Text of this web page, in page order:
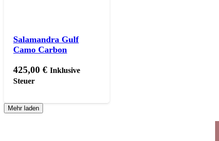
Salamandra Gulf
Camo Carbon
425,00€ Inklusive
Steuer
Mehr laden